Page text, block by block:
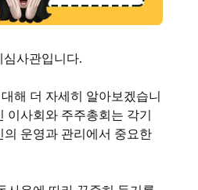
심사관입니다.
해 더 자세히 알아보겠습니
이사회와 주주총회는 각기
운영과 관리에서 중요한